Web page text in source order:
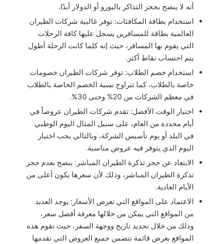
أنه لا ينصح بحجز التذاكر باليورو أو الدولار أبدًا.
استخدام بطاقة المكافئات: توفر غالبية شركات الطيران
العالمية بطاقة للمسافرين يسجل عليها كافة الرحلات
التي يقوم بها المسافر، حيث إنه كلما كانت الرحلة أطول
يتم احتساب نقاط أكثر.
استخدام خصم الطلاب: توفر شركات الطيران خصومات
خاصة بالطلاب، كما تتراوح نسبة الخصم الخاصة بالطلاب
في معظم الشركات من 20% وحتى 30%.
اختيار الوقت الأفضل: تقدم شركات الطيران عروضاً في
أيام محددة من العام، على سبيل المثال اليوم الوطني
في البلد أو يوم تأسيس الشركة، وبالتالي يجب اختيار
اليوم الذي يتوفر فيه عروض مناسبة.
الابتعاد عن حجز تذكرة الطيران المباشر: ينصح بعدم حجز
تذكرة الطيران المباشر، وذلك لأن سعرها يكون أعلى من
الأيام العادية.
الاعتماد على المواقع التي تعرض الأسعار: يوجد العديد
من المواقع التي يمكن من خلالها معرفة أفضل سعر،
وذلك من خلال تحديد تاريخ ووجهة السفر، حيث تقوم هذه
المواقع بعرض قائمة تتضمن جميع العروض التي تقدمها